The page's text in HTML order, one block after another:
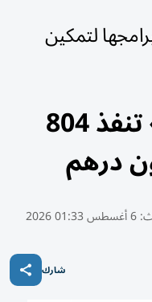
لتمكين
«الشارقة الخيرية» تنفذ 804
6 أغسطس 01:33 2026
شارك